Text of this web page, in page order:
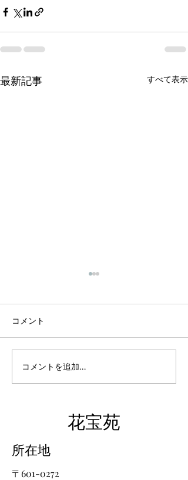
最新記事 すべて表示
4月13日 今日の花宝宛
コメント
コメントを追加…
​花宝苑
​所在地
〒601-0272